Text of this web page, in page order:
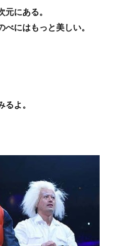
にある。
にはもっと美しい。
よ。